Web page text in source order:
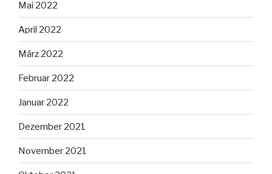
Mai 2022
April 2022
März 2022
Februar 2022
Januar 2022
Dezember 2021
November 2021